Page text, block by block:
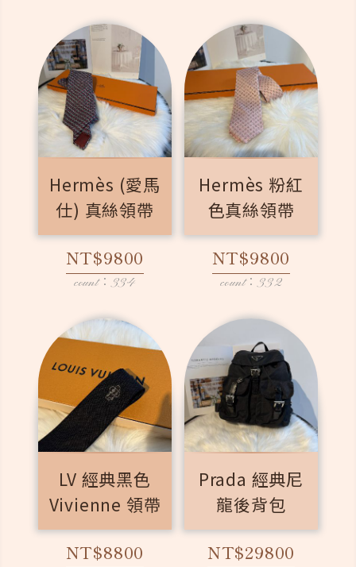
Hermès (愛馬
仕) 真絲領帶
NT$9800
count：334
Hermès 粉紅
色真絲領帶
NT$9800
count：332
LV 經典黑色
Vivienne 領帶
NT$8800
Prada 經典尼
龍後背包
NT$29800